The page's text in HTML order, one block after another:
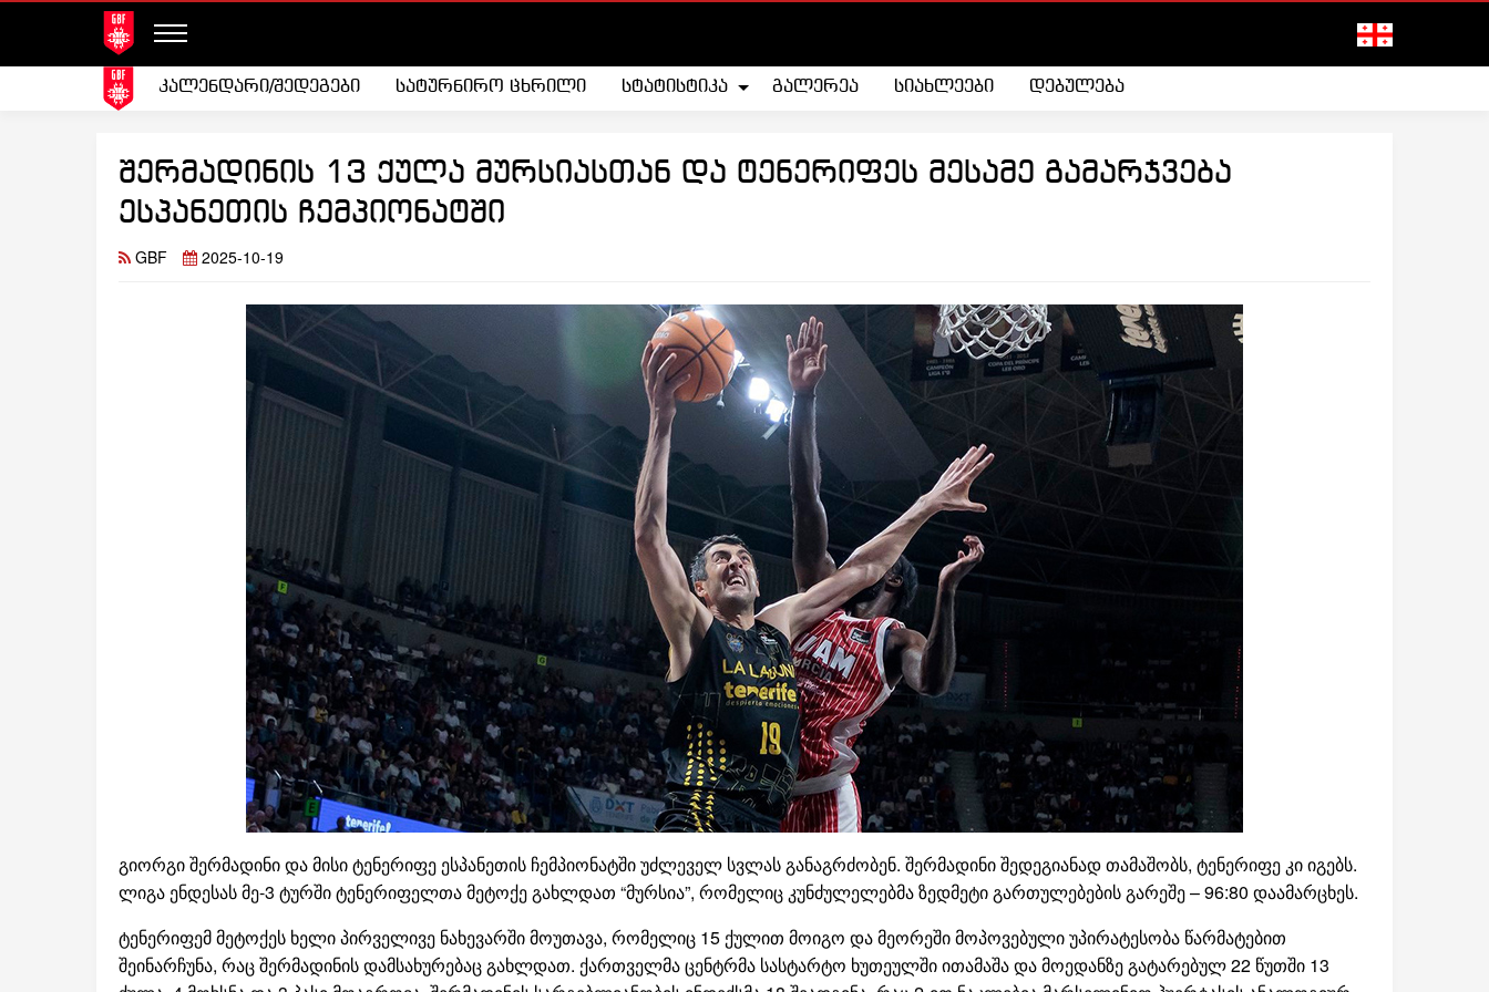
კალენდარი/შედეგები სატურნირო ცხრილი სტატისტიკა გალერეა სიახლეები დებულება
შერმადინის 13 ქულა მურსიასთან და ტენერიფეს მესამე გამარჯვება
ესპანეთის ჩემპიონატში
GBF 2025-10-19
გიორგი შერმადინი და მისი ტენერიფე ესპანეთის ჩემპიონატში უძლეველ სვლას განაგრძობენ. შერმადინი შედეგიანად თამაშობს, ტენერიფე კი იგებს.
ლიგა ენდესას მე-3 ტურში ტენერიფელთა მეტოქე გახლდათ “მურსია”, რომელიც კუნძულელებმა ზედმეტი გართულებების გარეშე – 96:80 დაამარცხეს.
ტენერიფემ მეტოქეს ხელი პირველივე ნახევარში მოუთავა, რომელიც 15 ქულით მოიგო და მეორეში მოპოვებული უპირატესობა წარმატებით
შეინარჩუნა, რაც შერმადინის დამსახურებაც გახლდათ. ქართველმა ცენტრმა სასტარტო ხუთეულში ითამაშა და მოედანზე გატარებულ 22 წუთში 13